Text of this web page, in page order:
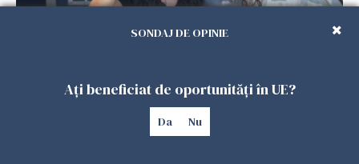
Cum au devenit două românce de neînlocuit
într-un restaurant din SUA. Patronul: „Nu știu
SONDAJ DE OPINIE
Ați beneficiat de oportunități în UE?
Da Nu